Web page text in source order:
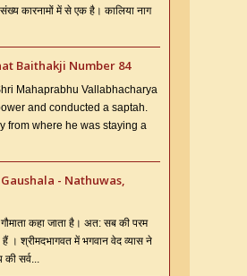
कारनामों में से एक है। कालिया नाग
Baithakji Number 84
Mahaprabhu Vallabhacharya
and conducted a saptah.
from where he was staying a
- Nathuwas,
गौमाता कहा जाता है। अत: सब की परम
हैं । श्रीमदभागवत में भगवान वेद व्यास ने
सर्व...